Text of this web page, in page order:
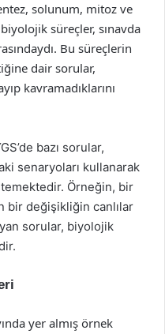
solunum, mitoz ve
süreçler, sınavda
Bu süreçlerin
dair sorular,
kavramadıklarını
bazı sorular,
senaryoları kullanarak
Örneğin, bir
bir değişikliğin canlılar
sorular, biyolojik
yer almış örnek